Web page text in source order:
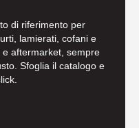
di riferimento per
lamierati, cofani e
aftermarket, sempre
Sfoglia il catalogo e